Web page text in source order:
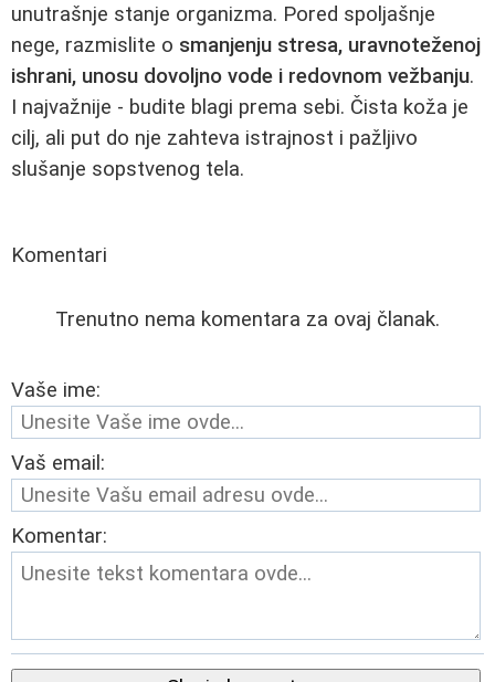
unutrašnje stanje organizma. Pored spoljašnje
nege, razmislite o smanjenju stresa, uravnoteženoj
ishrani, unosu dovoljno vode i redovnom vežbanju.
I najvažnije - budite blagi prema sebi. Čista koža je
cilj, ali put do nje zahteva istrajnost i pažljivo
slušanje sopstvenog tela.
Komentari
Trenutno nema komentara za ovaj članak.
Vaše ime:
Vaš email:
Komentar: